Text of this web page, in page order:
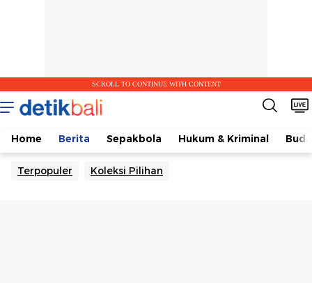
SCROLL TO CONTINUE WITH CONTENT
Home Berita Sepakbola Hukum & Kriminal
Terpopuler Koleksi Pilihan